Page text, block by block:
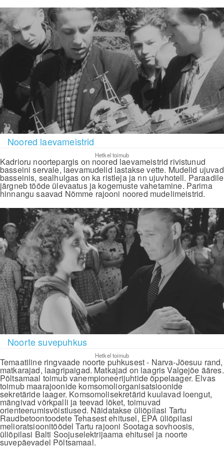
Noored laevameistrid
Hetkel toimub
Kadrioru noortepargis on noored laevameistrid rivistunud
basseini servale, laevamudelid lastakse vette. Mudelid ujuvad
basseinis, sealhulgas on ka ristleja ja nn ujuvhotell. Paraadile
järgneb tööde ülevaatus ja kogemuste vahetamine. Parima
hinnangu saavad Nõmme rajooni noored mudelimeistrid.
Noorte suvepuhkus
Hetkel toimub
Temaatiline ringvaade noorte puhkusest - Narva-Jõesuu rand,
matkarajad, laagripaigad. Matkajad on laagris Valgejõe ääres.
Põltsamaal toimub vanempioneerijuhtide õppelaager. Elvas
toimub maarajoonide komsomoliorganisatsioonide
sekretäride laager. Komsomolisekretärid kuulavad loengut,
mängivad võrkpalli ja teevad lõket, toimuvad
orienteerumisvõistlused. Näidatakse üliõpilasi Tartu
Raudbetoontoodete Tehasest ehitusel, EPA üliõpilasi
melioratsioonitöödel Tartu rajooni Sootaga sovhoosis,
üliõpilasi Balti Soojuselektrijaama ehitusel ja noorte
suvepäevadel Põltsamaal.